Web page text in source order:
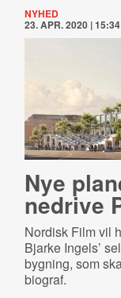
NYHED
23. APR. 2020 | 15:34
Nye
nedrive
Nordisk Film vil
Bjarke Ingels’
bygning, som
biograf.